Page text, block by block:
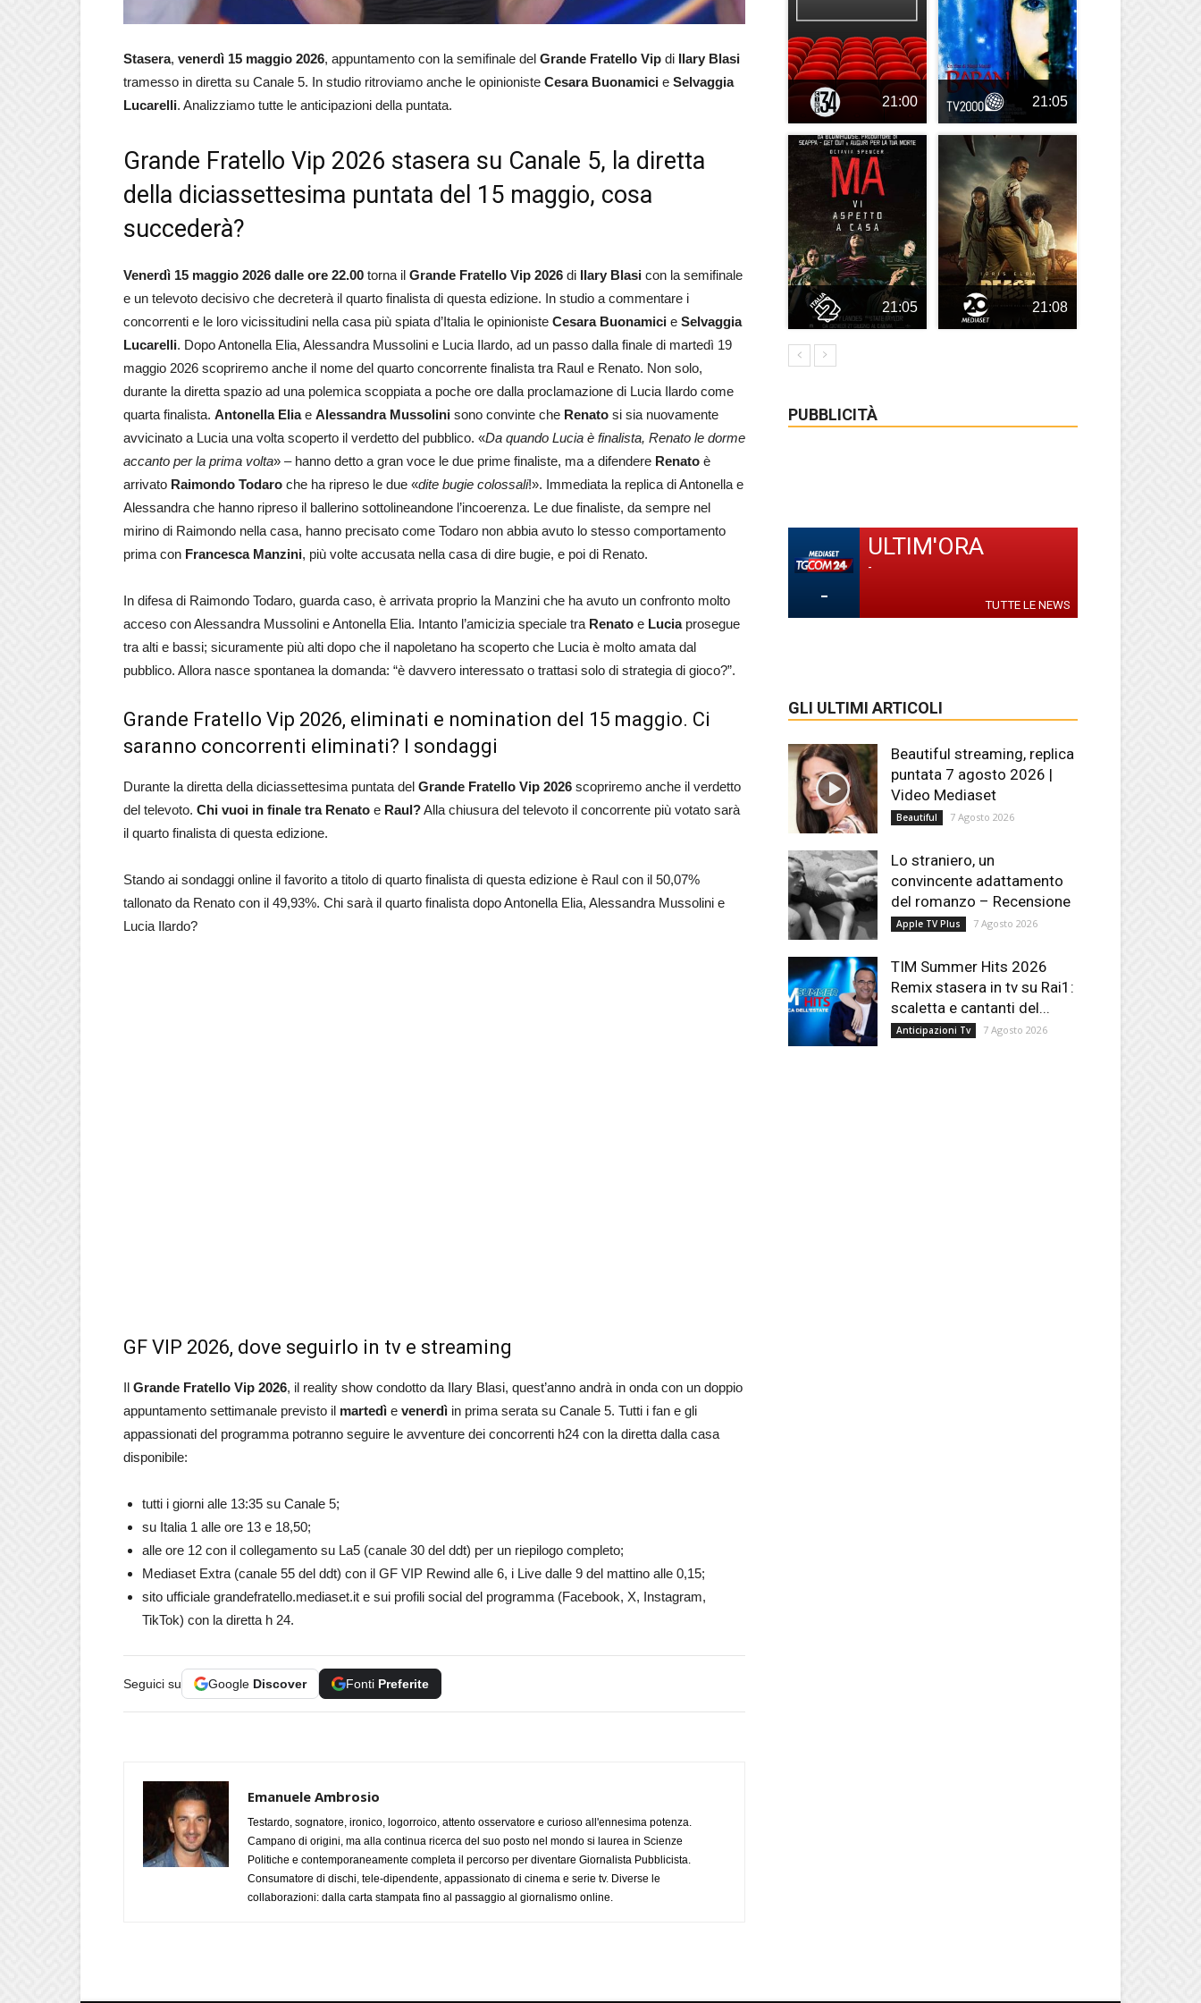
Stasera, venerdì 15 maggio 2026, appuntamento con la semifinale del Grande Fratello Vip di Ilary Blasi
tramesso in diretta su Canale 5. In studio ritroviamo anche le opinioniste Cesara Buonamici e Selvaggia
Lucarelli. Analizziamo tutte le anticipazioni della puntata.
Grande Fratello Vip 2026 stasera su Canale 5, la diretta
della diciassettesima puntata del 15 maggio, cosa
succederà?
Venerdì 15 maggio 2026 dalle ore 22.00 torna il Grande Fratello Vip 2026 di Ilary Blasi con la semifinale
e un televoto decisivo che decreterà il quarto finalista di questa edizione. In studio a commentare i
concorrenti e le loro vicissitudini nella casa più spiata d’Italia le opinioniste Cesara Buonamici e Selvaggia
Lucarelli. Dopo Antonella Elia, Alessandra Mussolini e Lucia Ilardo, ad un passo dalla finale di martedì 19
maggio 2026 scopriremo anche il nome del quarto concorrente finalista tra Raul e Renato. Non solo,
durante la diretta spazio ad una polemica scoppiata a poche ore dalla proclamazione di Lucia Ilardo come
quarta finalista. Antonella Eliae Alessandra Mussolini sono convinte che Renato si sia nuovamente
avvicinato a Lucia una volta scoperto il verdetto del pubblico. «Da quando Lucia è finalista, Renato le dorme
accanto per la prima volta» – hanno detto a gran voce le due prime finaliste, ma a difendere Renato è
arrivato Raimondo Todaro che ha ripreso le due «dite bugie colossali!». Immediata la replica di Antonella e
Alessandra che hanno ripreso il ballerino sottolineandone l’incoerenza. Le due finaliste, da sempre nel
mirino di Raimondo nella casa, hanno precisato come Todaro non abbia avuto lo stesso comportamento
prima con Francesca Manzini, più volte accusata nella casa di dire bugie, e poi di Renato.
In difesa di Raimondo Todaro, guarda caso, è arrivata proprio la Manzini che ha avuto un confronto molto
acceso con Alessandra Mussolini e Antonella Elia. Intanto l’amicizia speciale tra Renato e Luciaprosegue
tra alti e bassi; sicuramente più alti dopo che il napoletano ha scoperto che Lucia è molto amata dal
pubblico. Allora nasce spontanea la domanda: “è davvero interessato o trattasi solo di strategia di gioco?”.
Grande Fratello Vip 2026, eliminati e nomination del 15 maggio. Ci
saranno concorrenti eliminati? I sondaggi
Durante la diretta della diciassettesima puntata del Grande Fratello Vip 2026 scopriremo anche il verdetto
del televoto. Chi vuoi in finale tra Renato e Raul?Alla chiusura del televoto il concorrente più votato sarà
il quarto finalista di questa edizione.
Stando ai sondaggi online il favorito a titolo di quarto finalista di questa edizione è Raul con il 50,07%
tallonato da Renato con il 49,93%. Chi sarà il quarto finalista dopo Antonella Elia, Alessandra Mussolini e
Lucia Ilardo?
GF VIP 2026, dove seguirlo in tv e streaming
Il Grande Fratello Vip 2026, il reality show condotto da Ilary Blasi, quest’anno andrà in onda con un doppio
appuntamento settimanale previsto il martedì e venerdì in prima serata su Canale 5. Tutti i fan e gli
appassionati del programma potranno seguire le avventure dei concorrenti h24 con la diretta dalla casa
disponibile:
tutti i giorni alle 13:35 su Canale 5;
su Italia 1 alle ore 13 e 18,50;
alle ore 12 con il collegamento su La5 (canale 30 del ddt) per un riepilogo completo;
Mediaset Extra (canale 55 del ddt) con il GF VIP Rewind alle 6, i Live dalle 9 del mattino alle 0,15;
sito ufficiale grandefratello.mediaset.it e sui profili social del programma (Facebook, X, Instagram,
TikTok) con la diretta h 24.
Seguici su Google Discover Fonti Preferite
Emanuele Ambrosio
Testardo, sognatore, ironico, logorroico, attento osservatore e curioso all'ennesima potenza.
Campano di origini, ma alla continua ricerca del suo posto nel mondo si laurea in Scienze
Politiche e contemporaneamente completa il percorso per diventare Giornalista Pubblicista.
Consumatore di dischi, tele-dipendente, appassionato di cinema e serie tv. Diverse le
collaborazioni: dalla carta stampata fino al passaggio al giornalismo online.
21:00 21:05
21:05 21:08
PUBBLICITÀ
-
ULTIM'ORA
-
TUTTE LE NEWS
GLI ULTIMI ARTICOLI
Beautiful streaming, replica
puntata 7 agosto 2026 |
Video Mediaset
Beautiful 7 Agosto 2026
Lo straniero, un
convincente adattamento
del romanzo – Recensione
Apple TV Plus 7 Agosto 2026
TIM Summer Hits 2026
Remix stasera in tv su Rai1:
scaletta e cantanti del...
Anticipazioni Tv 7 Agosto 2026